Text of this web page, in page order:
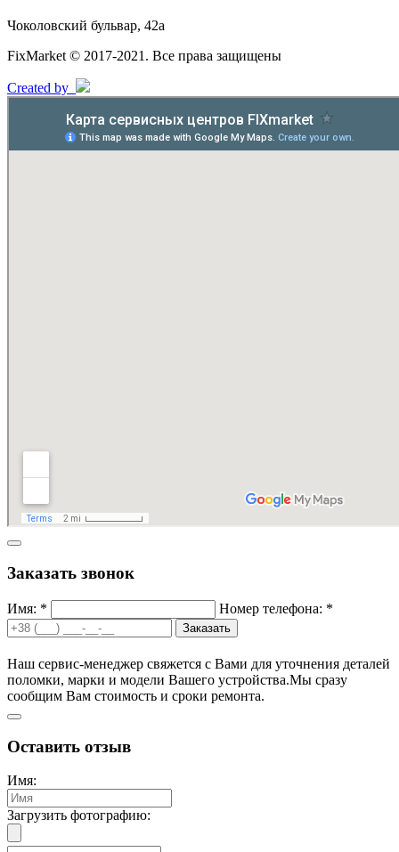
Чоколовский бульвар, 42а
FixMarket © 2017-2021. Все права защищены
Created by
Заказать звонок
Имя: * Номер телефона: *
Заказать
Наш сервис-менеджер свяжется с Вами для уточнения деталей
поломки, марки и модели Вашего устройства.Мы сразу
сообщим Вам стоимость и сроки ремонта.
Оставить отзыв
Имя:
Загрузить фотографию: